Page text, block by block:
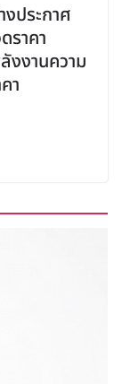
ประกาศ
ราคา
งงานความ
า